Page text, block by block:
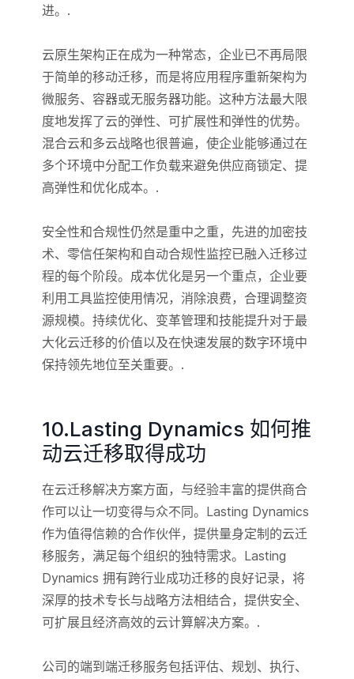
进。.
云原生架构正在成为一种常态，企业已不再局限
于简单的移动迁移，而是将应用程序重新架构为
微服务、容器或无服务器功能。这种方法最大限
度地发挥了云的弹性、可扩展性和弹性的优势。
混合云和多云战略也很普遍，使企业能够通过在
多个环境中分配工作负载来避免供应商锁定、提
高弹性和优化成本。.
安全性和合规性仍然是重中之重，先进的加密技
术、零信任架构和自动合规性监控已融入迁移过
程的每个阶段。成本优化是另一个重点，企业要
利用工具监控使用情况，消除浪费，合理调整资
源规模。持续优化、变革管理和技能提升对于最
大化云迁移的价值以及在快速发展的数字环境中
保持领先地位至关重要。.
10.Lasting Dynamics 如何推
动云迁移取得成功
在云迁移解决方案方面，与经验丰富的提供商合
作可以让一切变得与众不同。Lasting Dynamics
作为值得信赖的合作伙伴，提供量身定制的云迁
移服务，满足每个组织的独特需求。Lasting
Dynamics 拥有跨行业成功迁移的良好记录，将
深厚的技术专长与战略方法相结合，提供安全、
可扩展且经济高效的云计算解决方案。.
公司的端到端迁移服务包括评估、规划、执行、